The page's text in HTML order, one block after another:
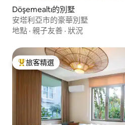
Döşemealtı的別墅
安塔利亞市的豪華別墅
地點 · 親子友善 · 狀況
旅客精選榜首
旅客精選